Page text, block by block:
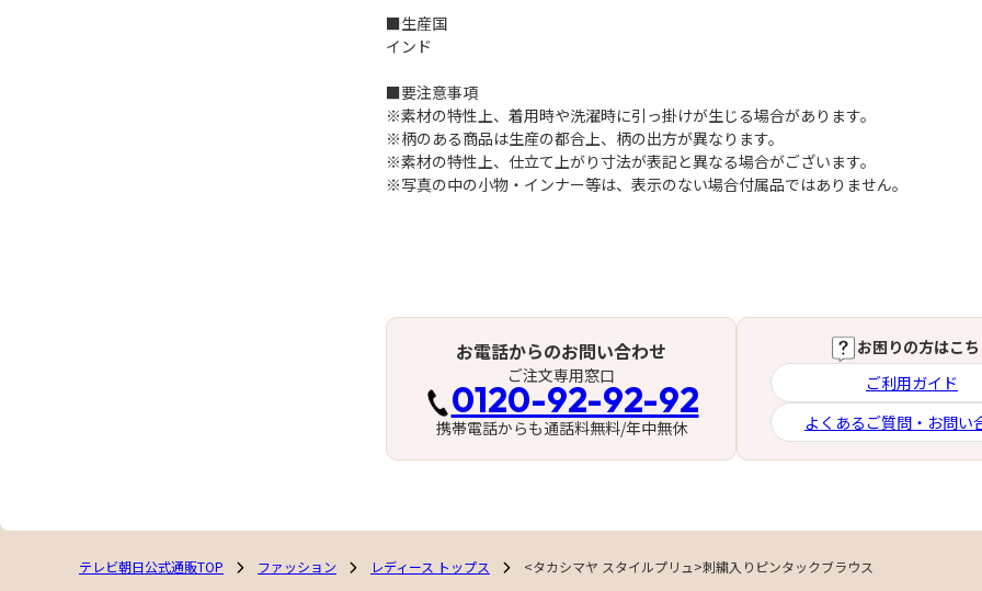
■生産国
インド
■要注意事項
※素材の特性上、着用時や洗濯時に引っ掛けが生じる場合があります。
※柄のある商品は生産の都合上、柄の出方が異なります。
※素材の特性上、仕立て上がり寸法が表記と異なる場合がございます。
※写真の中の小物・インナー等は、表示のない場合付属品ではありません。
お電話からのお問い合わせ
ご注文専用窓口
0120-92-92-92
携帯電話からも通話料無料/年中無休
お困りの方はこ
ご利用ガイド
よくあるご質問・お問い
テレビ朝日公式通販TOP ファッション レディース トップス <タカシマヤ スタイルプリュ>刺繍入りピンタックブラウス